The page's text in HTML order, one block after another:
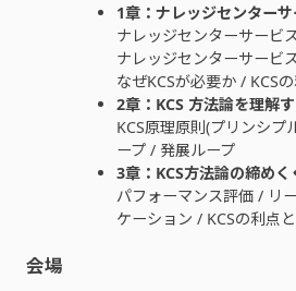
1章：ナレッジセンター
ナレッジセンターサービ
ナレッジセンターサービ
なぜKCSが必要か / KCS
2章：KCS 方法論を理解
KCS原理原則(プリンシプ
ープ / 発展ループ
3章：KCS方法論の締めく
パフォーマンス評価 / リ
ケーション / KCSの利点
会場